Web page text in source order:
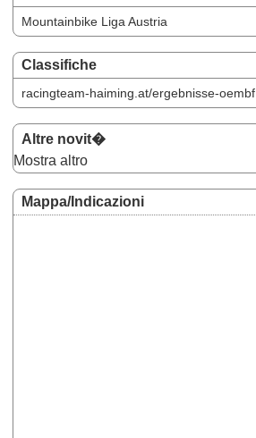
Mountainbike Liga Austria
Classifiche
racingteam-haiming.at/ergebnisse-oembf
Altre novit�
Mostra altro
Mappa/Indicazioni